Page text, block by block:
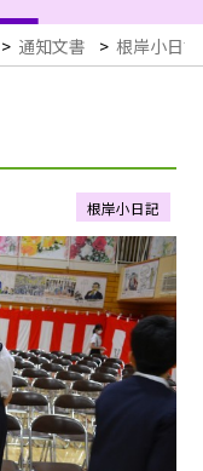
> 通知文書 > 根岸小日記
根岸小日記